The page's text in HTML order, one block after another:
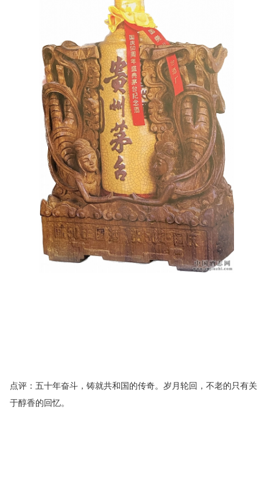
点评：五十年奋斗，铸就共和国的传奇。岁月轮回，不老的只有关
于醇香的回忆。